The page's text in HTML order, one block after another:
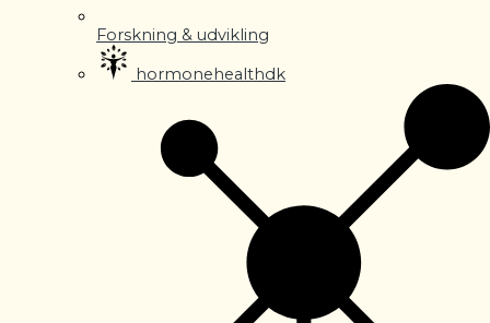
Forskning & udvikling
hormonehealthdk